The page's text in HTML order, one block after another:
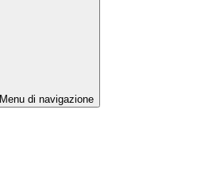
Menu di navigazione